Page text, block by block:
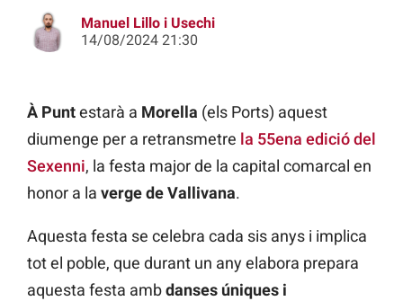
Manuel Lillo i Usechi
14/08/2024 21:30
À Puntestarà a Morella (els Ports) aquest
diumenge per a retransmetre la 55ena edició del
Sexenni, la festa major de la capital comarcal en
honor a la verge de Vallivana.
Aquesta festa se celebra cada sis anys i implica
tot el poble, que durant un any elabora prepara
aquesta festa ambdanses úniques i